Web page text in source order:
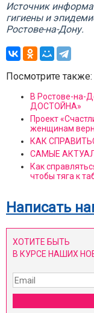
Источник
гигиены и
Ростове-на-Дону.
Посмотрите также:
В Ростове-на-
ДОСТОЙНА»
Проект
женщинам
КАК
САМЫЕ
Как
чтобы тяга к
Написать
ХОТИТЕ БЫТЬ
В КУРСЕ НАШИХ